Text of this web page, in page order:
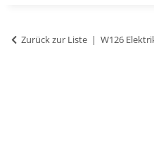
Zurück zur Liste W126